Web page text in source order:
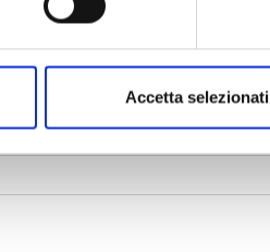
Accetta selezionati